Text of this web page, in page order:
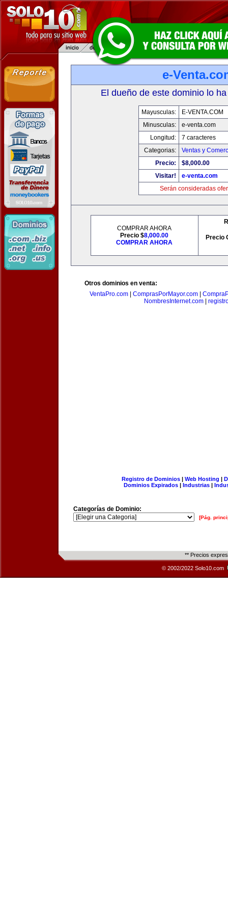
e-
El dueño de este dominio lo
Mayusculas:
E-VENTA.COM
Minusculas:
e-venta.com
Longitud:
7 caracteres
Categorias:
Ventas y
Precio:
$8,000.00
Visitar!
e-venta.com
Serán consideradas
COMPRAR AHORA
Precio $8,000.00
COMPRAR AHORA
Precio
Otros dominios en venta:
VentaPro.com| ComprasPorMayor.com|
NombresInternet.com
Registro de Dominios| Web Hosting |
Dominios Expirados | Industrias |
Categorías de Dominio:
[Pág.
** Precios
© 2002/2022 Solo10.com